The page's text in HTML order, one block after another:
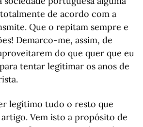
de acordo com a
Que o repitam sempre e
Demarco-me, assim, de
do que quer que eu
tentar legitimar os anos de
legítimo tudo o resto que
Vem isto a propósito de